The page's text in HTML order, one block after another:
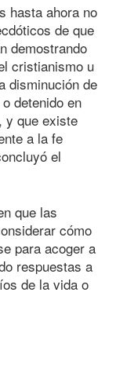
hasta ahora no
de que
demostrando
cristianismo u
disminución de
detenido en
y que existe
a la fe
el
que las
cómo
para acoger a
respuestas a
de la vida o